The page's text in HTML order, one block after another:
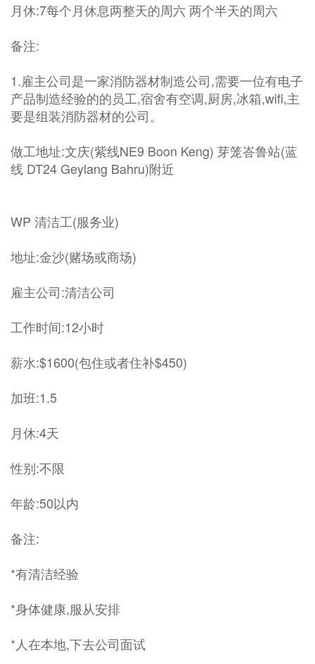
月休:7每个月休息两整天的周六 两个半天的周六
备注:
1.雇主公司是一家消防器材制造公司,需要一位有电子
产品制造经验的的员工,宿舍有空调,厨房,冰箱,wifi,主
要是组装消防器材的公司。
做工地址:文庆(紫线NE9 Boon Keng) 芽笼峇鲁站(蓝
线 DT24 Geylang Bahru)附近
WP 清洁工(服务业)
地址:金沙(赌场或商场)
雇主公司:清洁公司
工作时间:12小时
薪水:$1600(包住或者住补$450)
加班:1.5
月休:4天
性别:不限
年龄:50以内
备注:
*有清洁经验
*身体健康,服从安排
*人在本地,下去公司面试